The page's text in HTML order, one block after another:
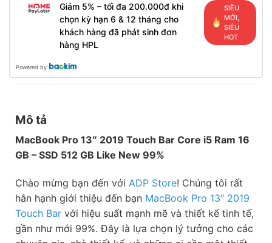
Giảm 5% – tối đa 200.000đ khi
chọn kỳ hạn 6 & 12 tháng cho
khách hàng đã phát sinh đơn
hàng HPL
SIÊU
MỚI,
SIÊU
HOT
Powered by
Mô tả
MacBook Pro 13″ 2019 Touch Bar Core i5 Ram 16
GB – SSD 512 GB Like New 99%
Chào mừng bạn đến với ADP Store! Chúng tôi rất
hân hạnh giới thiệu đến bạn MacBook Pro 13″ 2019
Touch Bar với hiệu suất mạnh mẽ và thiết kế tinh tế,
gần như mới 99%. Đây là lựa chọn lý tưởng cho các